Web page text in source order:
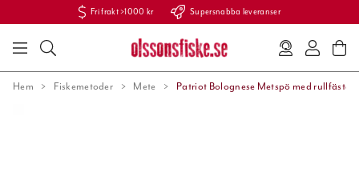
Fri frakt >1000 kr Supersnabba leveranser
Hem Fiskemetoder Mete Patriot Bolognese Metspö med rullfäste